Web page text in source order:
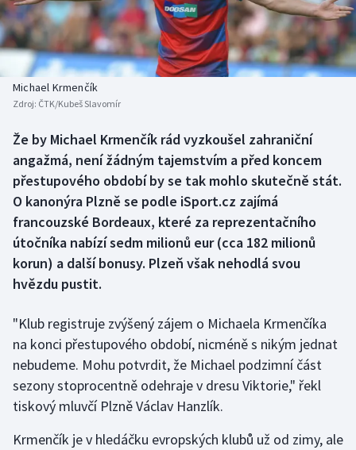
Baseball a softbal
Basketbal
Biatlon
Box
Curling
Dostihy
Florbal
Golf
Gymnastika
Soutěže
Historické návraty
Aplikace ČT sport
Michael Krmenčík
Zdroj: ČTK/Kubeš Slavomír
Že by Michael Krmenčík rád vyzkoušel zahraniční
angažmá, není žádným tajemstvím a před koncem
přestupového období by se tak mohlo skutečně stát.
O kanonýra Plzně se podle iSport.cz zajímá
francouzské Bordeaux, které za reprezentačního
útočníka nabízí sedm milionů eur (cca 182 milionů
korun) a další bonusy. Plzeň však nehodlá svou
hvězdu pustit.
"Klub registruje zvýšený zájem o Michaela Krmenčíka
na konci přestupového období, nicméně s nikým jednat
nebudeme. Mohu potvrdit, že Michael podzimní část
sezony stoprocentně odehraje v dresu Viktorie," řekl
tiskový mluvčí Plzně Václav Hanzlík.
Krmenčík je v hledáčku evropských klubů už od zimy, ale